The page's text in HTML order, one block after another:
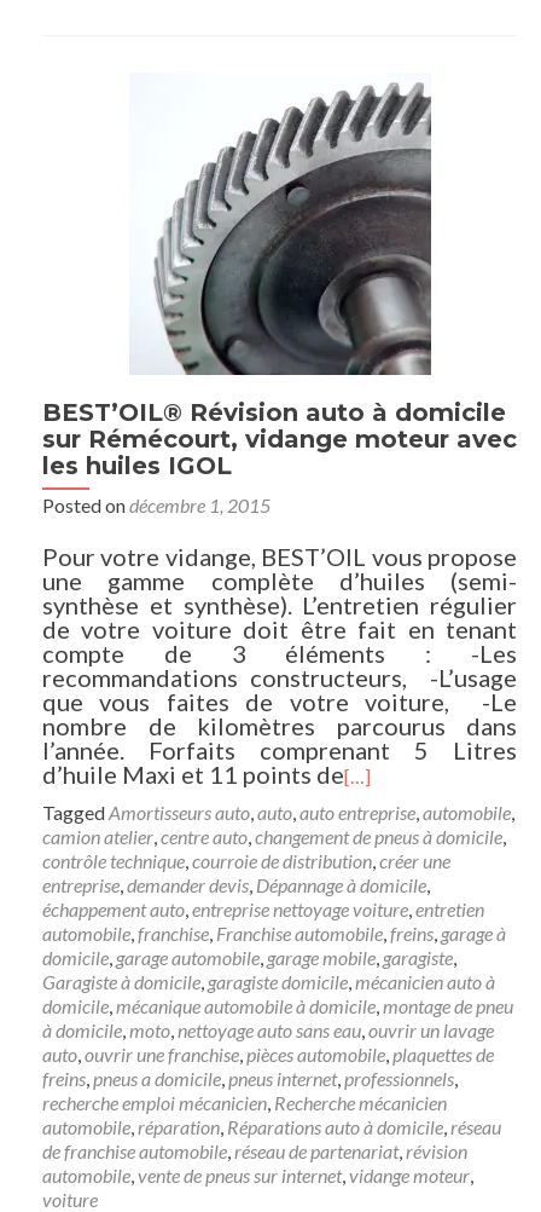
BEST’OIL® Révision auto à domicile
sur Rémécourt, vidange moteur avec
les huiles IGOL
Posted ondécembre 1, 2015
Pour votre vidange, BEST’OIL vous propose
une gamme complète d’huiles (semi-
synthèse et synthèse). L’entretien régulier
de votre voiture doit être fait en tenant
compte de 3 éléments : -Les
recommandations constructeurs, -L’usage
que vous faites de votre voiture, -Le
nombre de kilomètres parcourus dans
l’année. Forfaits comprenant 5 Litres
d’huile Maxi et 11 points de[…]
TaggedAmortisseurs auto,auto,auto entreprise,automobile,
camion atelier,centre auto,changement de pneus à domicile,
contrôle technique,courroie de distribution,créer une
entreprise,demander devis, Dépannage à domicile,
échappement auto,entreprise nettoyage voiture,entretien
automobile,franchise, Franchise automobile,freins, garage à
domicile, garage automobile, garage mobile, garagiste,
Garagiste à domicile, garagiste domicile,mécanicien auto à
domicile,mécanique automobile à domicile,montage de pneu
à domicile,moto,nettoyage auto sans eau,ouvrir un lavage
auto,ouvrir une franchise,pièces automobile,plaquettes de
freins,pneus a domicile,pneus internet,professionnels,
recherche emploi mécanicien, Recherche mécanicien
automobile,réparation, Réparations auto à domicile,réseau
de franchise automobile,réseau de partenariat,révision
automobile,vente de pneus sur internet,vidange moteur,
voiture